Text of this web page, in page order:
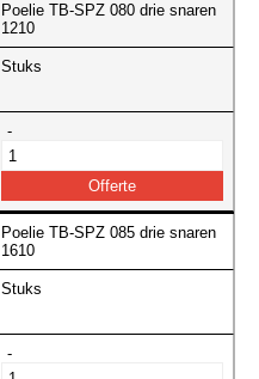
Poelie TB-SPZ 080 drie snaren
1210
Stuks
-
Poelie TB-SPZ 085 drie snaren
1610
Stuks
-